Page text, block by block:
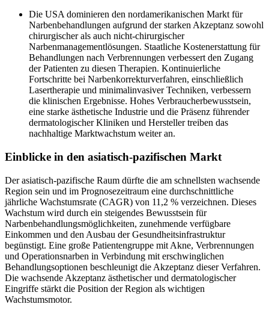
Die USA dominieren den nordamerikanischen Markt für
Narbenbehandlungen aufgrund der starken Akzeptanz sowohl
chirurgischer als auch nicht-chirurgischer
Narbenmanagementlösungen. Staatliche Kostenerstattung für
Behandlungen nach Verbrennungen verbessert den Zugang
der Patienten zu diesen Therapien. Kontinuierliche
Fortschritte bei Narbenkorrekturverfahren, einschließlich
Lasertherapie und minimalinvasiver Techniken, verbessern
die klinischen Ergebnisse. Hohes Verbraucherbewusstsein,
eine starke ästhetische Industrie und die Präsenz führender
dermatologischer Kliniken und Hersteller treiben das
nachhaltige Marktwachstum weiter an.
Einblicke in den asiatisch-pazifischen Markt
Der asiatisch-pazifische Raum dürfte die am schnellsten wachsende
Region sein und im Prognosezeitraum eine durchschnittliche
jährliche Wachstumsrate (CAGR) von 11,2 % verzeichnen. Dieses
Wachstum wird durch ein steigendes Bewusstsein für
Narbenbehandlungsmöglichkeiten, zunehmende verfügbare
Einkommen und den Ausbau der Gesundheitsinfrastruktur
begünstigt. Eine große Patientengruppe mit Akne, Verbrennungen
und Operationsnarben in Verbindung mit erschwinglichen
Behandlungsoptionen beschleunigt die Akzeptanz dieser Verfahren.
Die wachsende Akzeptanz ästhetischer und dermatologischer
Eingriffe stärkt die Position der Region als wichtigen
Wachstumsmotor.